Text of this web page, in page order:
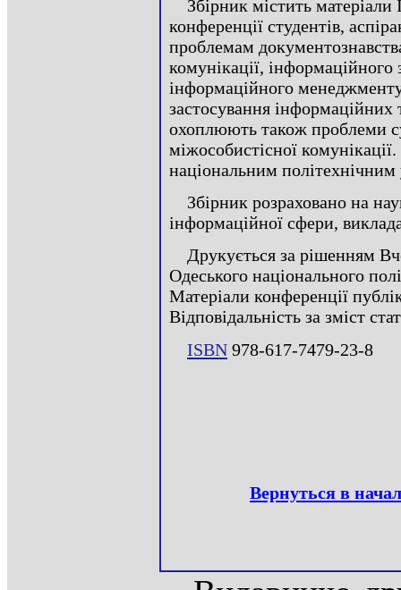
Збірник містить
конференції студентів,
проблемам
комунікації, інформаційного
інформаційного менеджменту
застосування інформаційних
охоплюють також проблеми
міжособистісної
національним
Збірник розраховано на
інформаційної сфери,
Друкується за рішенням
Одеського національного
Матеріали конференції
Відповідальність за зміст
ISBN 978-617-7479-23-8
Вернуться в